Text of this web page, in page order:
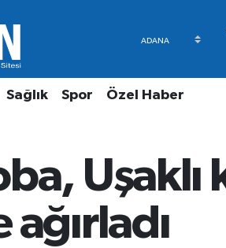
Sağlık Spor Özel Haber
Uşaklı
ağırladı